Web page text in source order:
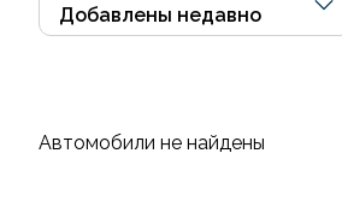
Автомобили не найдены